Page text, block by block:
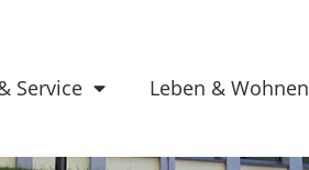
Service Leben & Wohnen